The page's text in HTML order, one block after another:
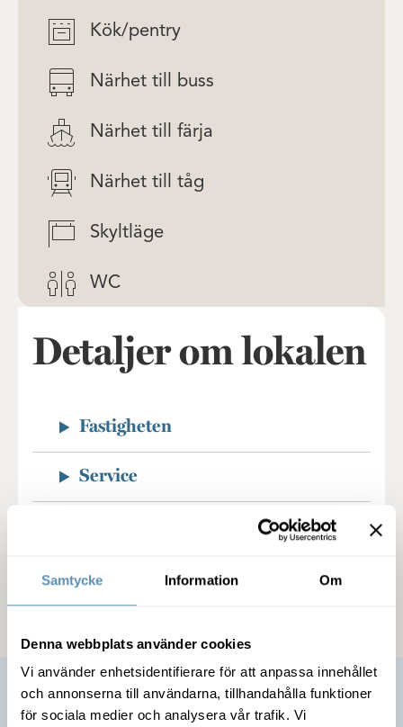
Samtycke Information Om
Denna webbplats använder cookies
Vi använder enhetsidentifierare för att anpassa innehållet
och annonserna till användarna, tillhandahålla funktioner
för sociala medier och analysera vår trafik. Vi
Kök/pentry
Närhet till buss
Närhet till färja
Närhet till tåg
Skyltläge
WC
Detaljer om lokalen
Fastigheten
Service
Kommunikation